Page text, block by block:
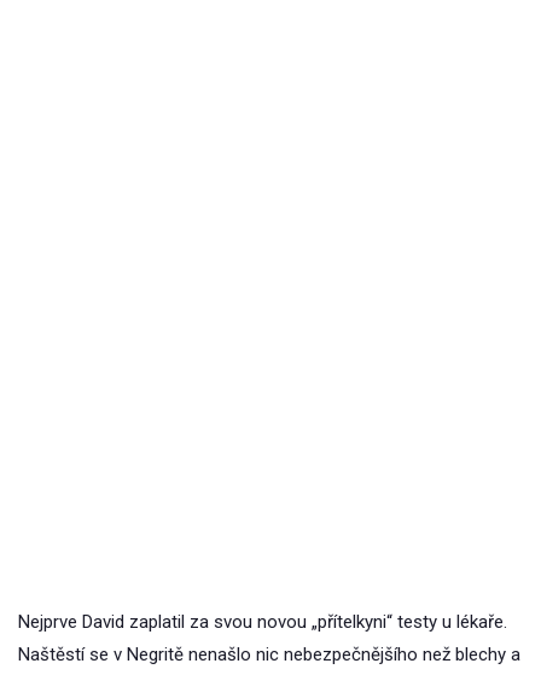
Nejprve David zaplatil za svou novou „přítelkyni“ testy u lékaře.
Naštěstí se v Negritě nenašlo nic nebezpečnějšího než blechy a